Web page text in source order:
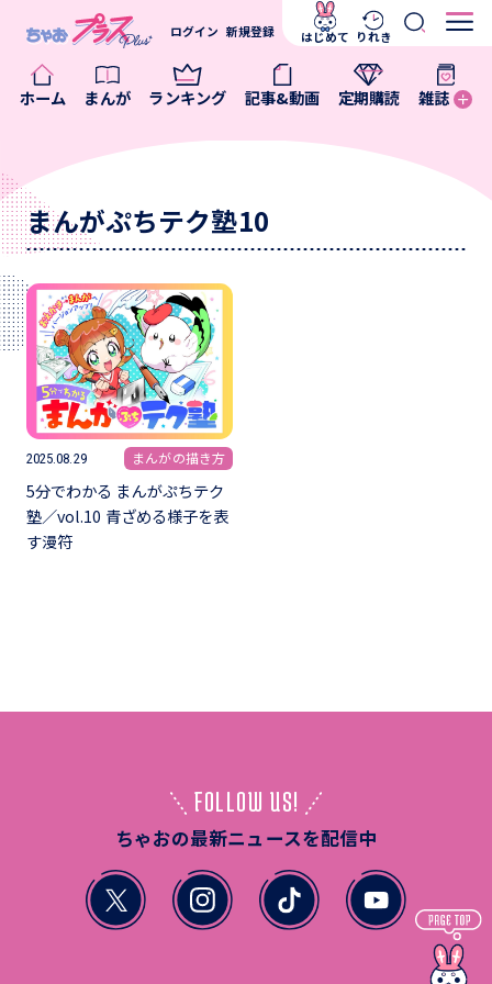
ホーム まんが ランキング 記事&動画 定期購読 雑誌
ログイン 新規登録 はじめて りれき
まんがぷちテク塾10
2025.08.29 まんがの描き方
5分でわかる まんがぷちテク
塾／vol.10 青ざめる様子を表
す漫符
FOLLOW US!
ちゃおの最新ニュースを配信中